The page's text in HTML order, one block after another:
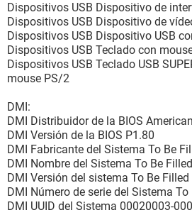
Dispositivos USB Dispositivo de
Dispositivos USB Dispositivo de
Dispositivos USB Dispositivo USB
Dispositivos USB Teclado con mouse
Dispositivos USB Teclado USB
mouse PS/2
DMI:
DMI Distribuidor de la BIOS
DMI Versión de la BIOS P1.80
DMI Fabricante del Sistema To Be
DMI Nombre del Sistema To Be
DMI Versión del sistema To Be Filled
DMI Número de serie del Sistema To
DMI UUID del Sistema 00020003-